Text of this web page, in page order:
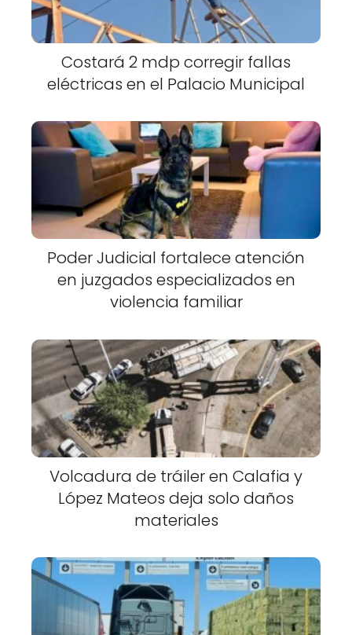
Costará 2 mdp corregir fallas
eléctricas en el Palacio Municipal
Poder Judicial fortalece atención
en juzgados especializados en
violencia familiar
Volcadura de tráiler en Calafia y
López Mateos deja solo daños
materiales